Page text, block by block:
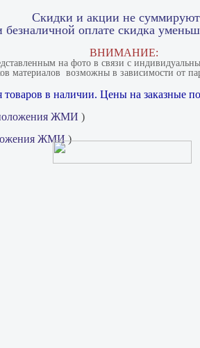
Скидки и акции не
безналичной оплате скидка
ВНИМАНИЕ:
на фото в связи с
материалов​ ​ возможны в зависимости от
в наличии. Цены на заказные
ЖМИ )
ЖМИ)